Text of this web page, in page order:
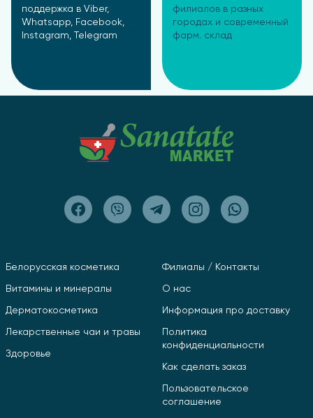
поддержка в Viber,
Whatsapp, Facebook,
Instagram, Telegram
филиалов в разных
городах и современный
фарм. склад
Белорусская косметика
Витамины и минералы
Дерматокосметика
Лекарственные чаи и травы
Здоровье
Филиалы / Контакты
О нас
Информация про доставку
Политика
конфиденциальности
Как сделать заказ
Пользовательское
соглашение